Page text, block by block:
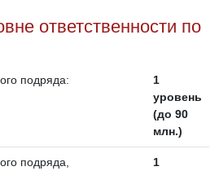
ответственности по
подряда:
1
уровень
(до 90
млн.)
подряда,
1